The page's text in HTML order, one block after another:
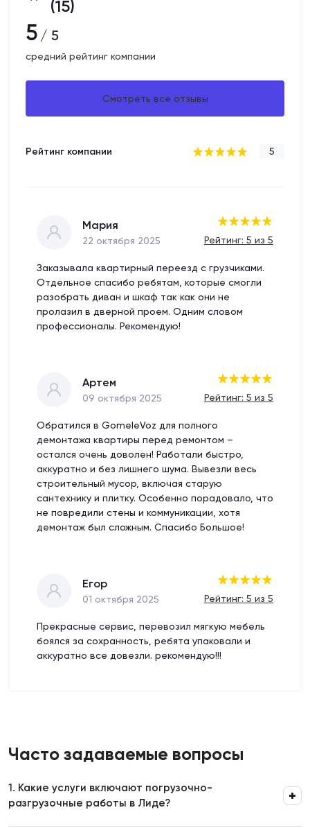
(15)
5 / 5
средний рейтинг компании
Смотреть все отзывы
Рейтинг компании 5
Мария
22 октября 2025 Рейтинг: 5 из 5
Заказывала квартирный переезд с грузчиками.
Отдельное спасибо ребятам, которые смогли
разобрать диван и шкаф так как они не
пролазил в дверной проем. Одним словом
профессионалы. Рекомендую!
Артем
09 октября 2025 Рейтинг: 5 из 5
Обратился в GomeleVoz для полного
демонтажа квартиры перед ремонтом –
остался очень доволен! Работали быстро,
аккуратно и без лишнего шума. Вывезли весь
строительный мусор, включая старую
сантехнику и плитку. Особенно порадовало, что
не повредили стены и коммуникации, хотя
демонтаж был сложным. Спасибо Большое!
Егор
01 октября 2025 Рейтинг: 5 из 5
Прекрасные сервис, перевозил мягкую мебель
боялся за сохранность, ребята упаковали и
аккуратно все довезли. рекомендую!!!
Часто задаваемые вопросы
1. Какие услуги включают погрузочно-
разгрузочные работы в Лиде?